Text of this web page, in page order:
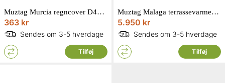
Muztag Murcia regncover D44 x H140 x L44 cm
363 kr
Sendes om 3-5 hverdage
Tilføj
Muztag Malaga terrassevarmer i sort til gas D43 x H140 x L43 cm
5.950 kr
Sendes om 3-5 hverdage
Tilføj